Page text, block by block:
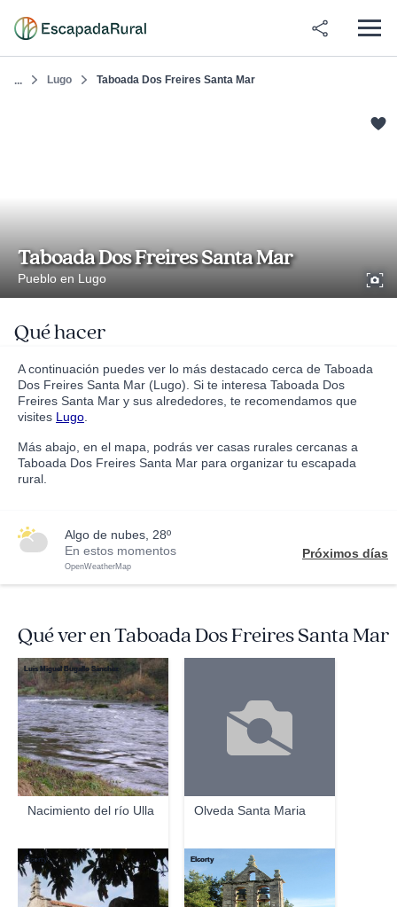
... Lugo Taboada Dos Freires Santa Mar
Taboada Dos Freires Santa Mar
Pueblo en Lugo
Qué hacer
A continuación puedes ver lo más destacado cerca de Taboada
Dos Freires Santa Mar (Lugo). Si te interesa Taboada Dos
Freires Santa Mar y sus alrededores, te recomendamos que
visites Lugo
Más abajo, en el mapa, podrás ver casas rurales cercanas a
Taboada Dos Freires Santa Mar para organizar tu escapada
rural.
algo de nubes, 28º
En estos momentos
OpenWeatherMap
Próximos días
Qué ver en Taboada Dos Freires Santa Mar
Nacimiento del río Ulla
Luis Miguel Bugallo Sánchez
Olveda Santa Maria
Elcorty Elcorty